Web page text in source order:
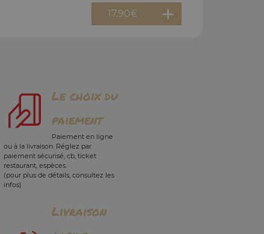
17.90€
Le choix du
paiement
Paiement en ligne
ou à la livraison. Réglez par
paiement sécurisé, cb, ticket
restaurant, espèces.
(pour plus de détails, consultez les
infos)
Livraison